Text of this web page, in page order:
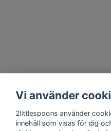
Social Media
Vi använder
2littlespoons använder
innehåll som visas för dig